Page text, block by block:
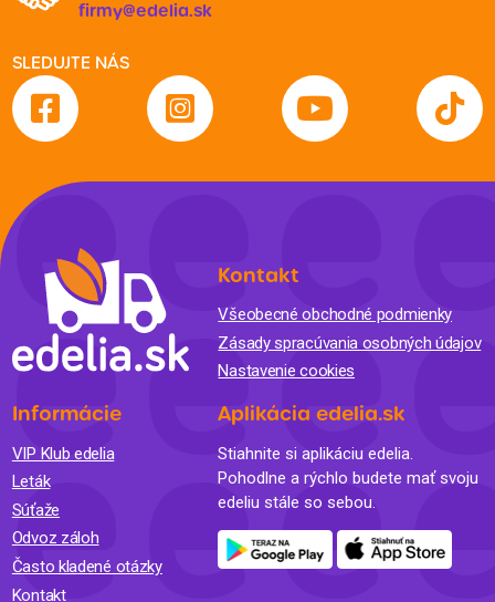
firmy@edelia.sk
SLEDUJTE NÁS
Kontakt
Všeobecné obchodné podmienky
Zásady spracúvania osobných údajov
Nastavenie cookies
Informácie
VIP Klub edelia
Leták
Súťaže
Odvoz záloh
Často kladené otázky
Kontakt
Aplikácia edelia.sk
Stiahnite si aplikáciu edelia.
Pohodlne a rýchlo budete mať svoju
edeliu stále so sebou.